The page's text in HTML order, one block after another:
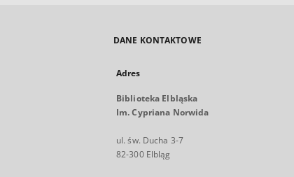
DANE KONTAKTOWE
Adres
Biblioteka Elbląska
Im. Cypriana Norwida
ul. św. Ducha 3-7
82-300 Elbląg